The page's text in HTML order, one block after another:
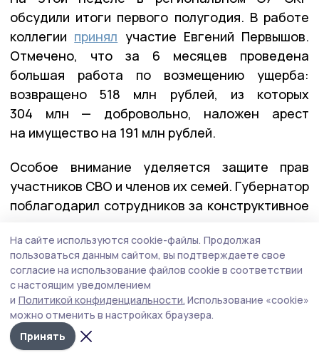
обсудили итоги первого полугодия. В работе
коллегии принял участие Евгений Первышов.
Отмечено, что за 6 месяцев проведена
большая работа по возмещению ущерба:
возвращено 518 млн рублей, из которых
304 млн — добровольно, наложен арест
на имущество на 191 млн рублей.
Особое внимание уделяется защите прав
участников СВО и членов их семей. Губернатор
поблагодарил сотрудников за конструктивное
День строителя: поздравления и награды
Накануне профессионального праздника
Евгений Первышовпоздравил
и ветеранов строительной отрасли, вручил
федеральные и региональные награды.
На сайте используются cookie-файлы. Продолжая
пользоваться данным сайтом, вы подтверждаете свое
согласие на использование файлов cookie в соответствии
с настоящим уведомлением
и Политикой конфиденциальности. Использование «cookie»
можно отменить в настройках браузера.
Принять